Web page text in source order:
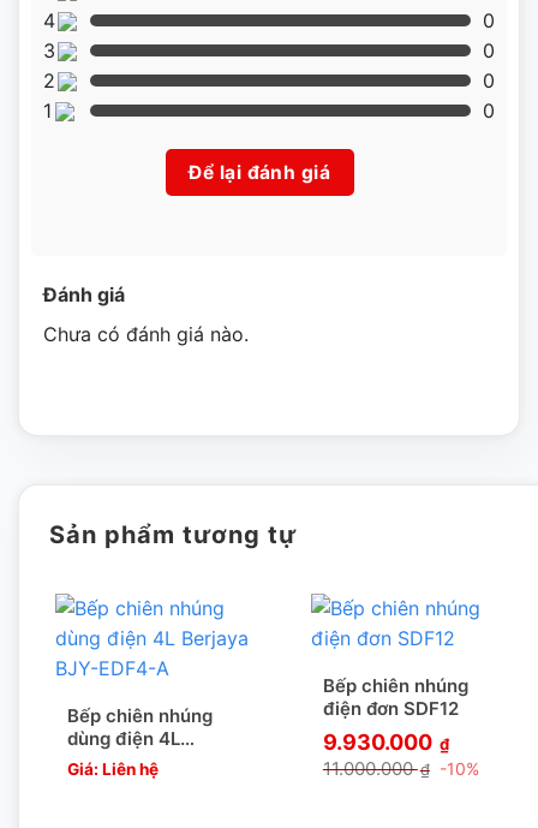
ổn định, liên tục.
Làm bằng chất lượng cao cấp
Toàn bộ thân bếp được làm bằng thép không gỉ , do
đó bếp rất dễ tẩy rửa và vệ sinh. Chảo dầu được làm bằng
luôn hoạt động ổn định, trong khoảng thời gian dài.
Chất lượng đạt tiêu chuẩn
TẠI SAO CHỌN CHÚNG TÔI???
1. SẢN PHẨM NHẬP KHẨU TRỰC TIẾP CÓ XUẤT XỨ
CO, CQ RÕ RÀNG MINH BẠCH
Vũ Gia phát – ĐƠN VỊ NHẬP KHẨU hàng hóa chính ngạch,
đầy đủ giấy tờ từ Hãng sản xuất. Do đó tất cả sản phẩm
chúng tôi nhập khẩu đều có chứng nhận CO, CQ
4
0
3
0
2
0
1
0
Để lại đánh giá
Đánh giá
Chưa có đánh giá nào.
Sản phẩm tương tự
Bếp chiên nhúng
dùng điện 4L
Berjaya BJY-EDF4-A
Giá: Liên hệ
Bếp chiên nhúng
điện đơn SDF12
9.930.000 ₫
11.000.000₫ -10%